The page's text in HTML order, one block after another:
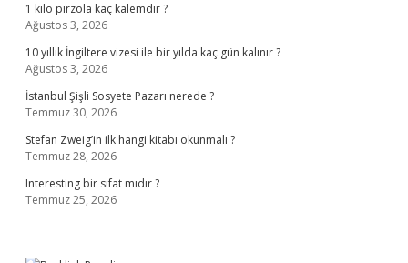
1 kilo pirzola kaç kalemdir ?
Ağustos 3, 2026
10 yıllık İngiltere vizesi ile bir yılda kaç gün kalınır ?
Ağustos 3, 2026
İstanbul Şişli Sosyete Pazarı nerede ?
Temmuz 30, 2026
Stefan Zweig’in ilk hangi kitabı okunmalı ?
Temmuz 28, 2026
Interesting bir sıfat mıdır ?
Temmuz 25, 2026